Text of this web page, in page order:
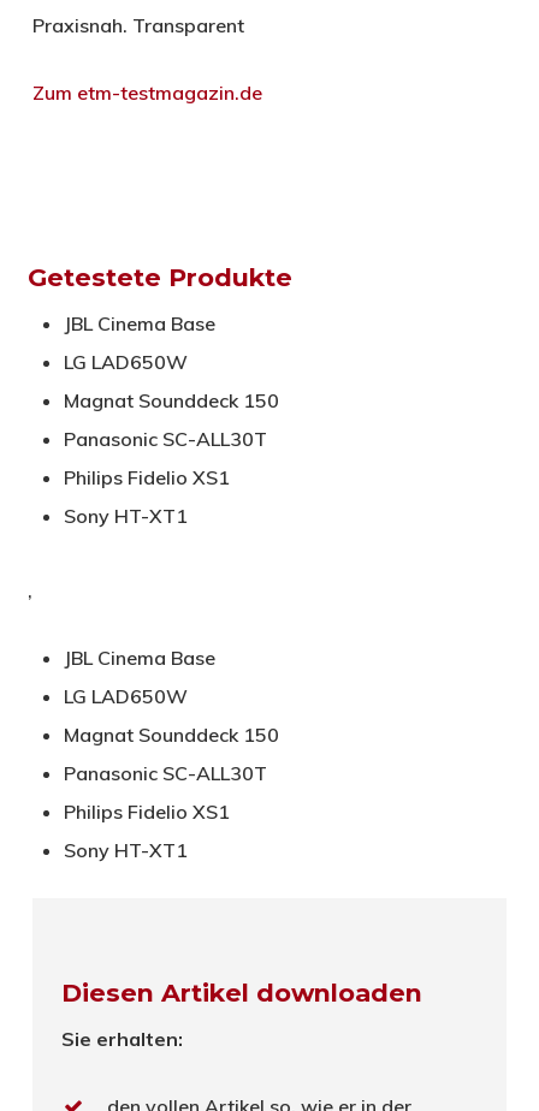
Praxisnah. Transparent
Zum etm-testmagazin.de
Getestete Produkte
JBL Cinema Base
LG LAD650W
Magnat Sounddeck 150
Panasonic SC-ALL30T
Philips Fidelio XS1
Sony HT-XT1
,
JBL Cinema Base
LG LAD650W
Magnat Sounddeck 150
Panasonic SC-ALL30T
Philips Fidelio XS1
Sony HT-XT1
Diesen Artikel downloaden
Sie erhalten:
den vollen Artikel so, wie er in der